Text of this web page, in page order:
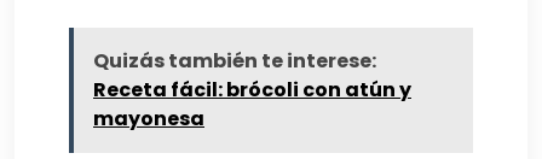
Quizás también te interese:
Receta fácil: brócoli con atún y
mayonesa